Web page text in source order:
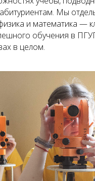
Мы
и математика —
обучения в
в целом.